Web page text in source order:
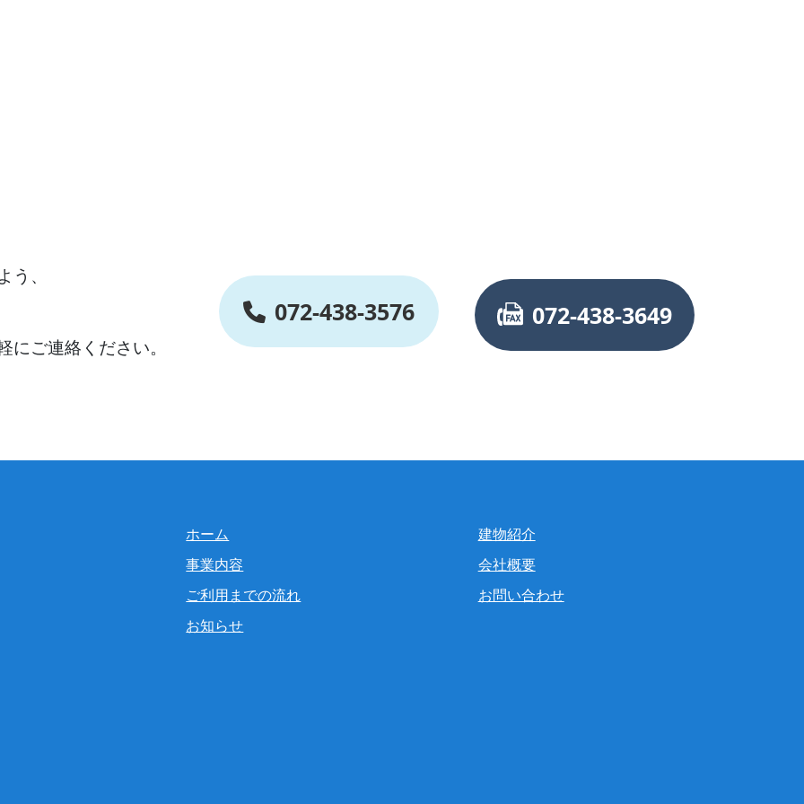
、
ご連絡ください。
072-438-3576 072-438-3649
ホーム
事業内容
ご利用までの流れ
お知らせ
建物紹介
会社概要
お問い合わせ